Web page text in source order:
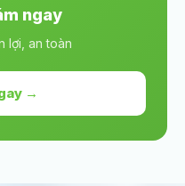
ngay
lợi, an toàn
→